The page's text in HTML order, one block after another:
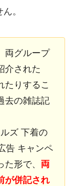
。
両グループ
介された
たりするこ
去の雑誌記
ズ 下着の
告 キャンペ
形で、 両
が併記され